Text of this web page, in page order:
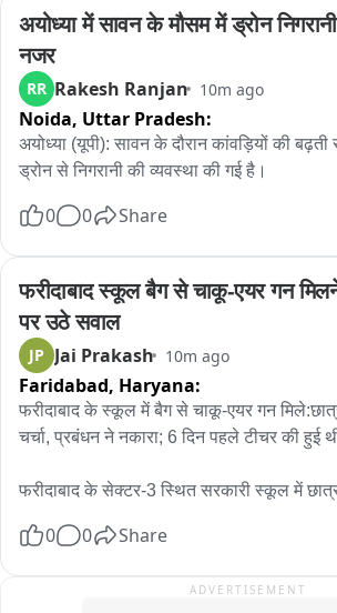
वाले जिलों में पश्चिमी चंपारण, पूर्वी चंपारण,
बक्सर, भोजपुर, कैमूर, रोहतास, औरंगाबाद, अरवल
हैं।
मौसम विभाग के अनुसार 12 अगस्त तक राज्य में
वहीं 13 और 14 अगस्त को पूरे बिहार में व्यापक और
अनुमान है।
9 अगस्त तक बिहार में 369.6 मिमी बारिश दर्ज की
प्रतिशत कम वर्षा रिकॉर्ड की गई है।
वहीं, रविवार को पटना प्रदेश का सबसे गर्म शहर
तापमान 34.9 डिग्री सेल्सियस दर्ज किया गया।
अयोध्या में सावन के मौसम में ड्रोन
नजर
RR Rakesh Ranjan 10m ago
Noida, Uttar Pradesh:
अयोध्या (यूपी): सावन के दौरान कांवड़ियों की
ड्रोन से निगरानी की व्यवस्था की गई है।
0 0 Share
फरीदाबाद स्कूल बैग से चाकू-एयर गन
पर उठे सवाल
JP Jai Prakash 10m ago
Faridabad, Haryana:
फरीदाबाद के स्कूल में बैग से चाकू-एयर गन
चर्चा, प्रबंधन ने नकारा; 6 दिन पहले टीचर की हुई
फरीदाबाद के सेक्टर-3 स्थित सरकारी स्कूल में
इसके अलावा एक छात्र के बैग से दो मोबाइल फोन
टीम मौके पर पहुंची और बरामद सामान की जांच की।
0 0 Share
ADVERTISEMENT